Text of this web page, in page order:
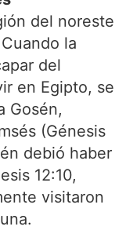
del noreste
la
del
en Egipto, se
Gosén,
(Génesis
debió haber
12:10,
visitaron